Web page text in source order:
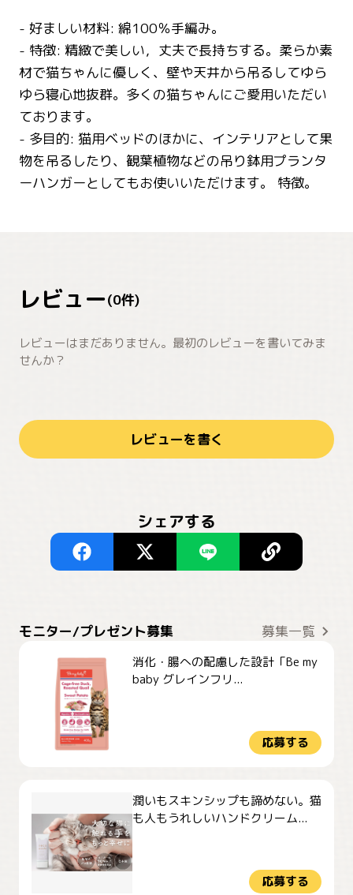
- 好ましい材料: 綿100％手編み。
- 特徴: 精緻で美しい，丈夫で長持ちする。柔らか素
材で猫ちゃんに優しく、壁や天井から吊るしてゆら
ゆら寝心地抜群。多くの猫ちゃんにご愛用いただい
ております。
- 多目的: 猫用ベッドのほかに、インテリアとして果
物を吊るしたり、観葉植物などの吊り鉢用プランタ
ーハンガーとしてもお使いいただけます。 特徴。
レビュー(0件)
レビューはまだありません。最初のレビューを書いてみま
せんか？
レビューを書く
シェアする
モニター/プレゼント募集 募集一覧
消化・腸への配慮した設計「Be my
baby グレインフリ...
応募する
潤いもスキンシップも諦めない。猫
も人もうれしいハンドクリーム...
応募する